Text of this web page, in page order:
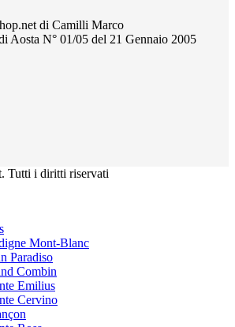
di Camilli Marco
Aosta N° 01/05 del 21 Gennaio 2005
Tutti i diritti riservati
Mont-Blanc
Paradiso
Combin
Emilius
Cervino